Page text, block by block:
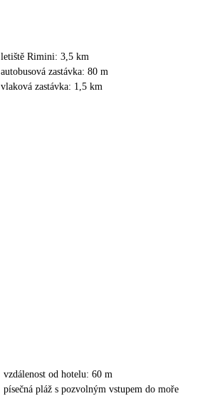
letiště Rimini: 3,5 km
autobusová zastávka: 80 m
vlaková zastávka: 1,5 km
vzdálenost od hotelu: 60 m
písečná pláž s pozvolným vstupem do moře